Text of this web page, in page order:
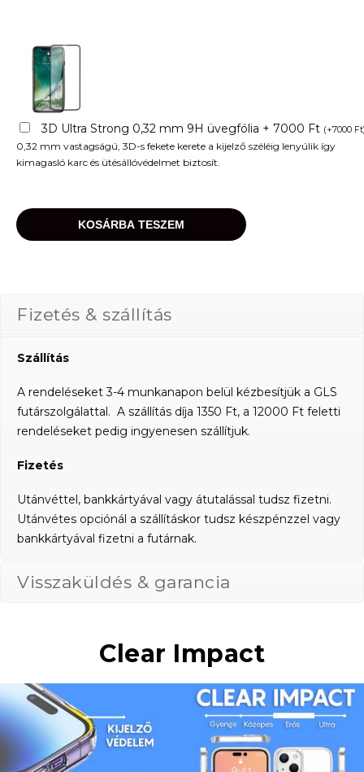
3D Ultra Strong 0,32 mm 9H üvegfólia + 7000 Ft (+7000 Ft
0,32 mm vastagságú, 3D-s fekete kerete a kijelző széléig lenyúlik így
kimagasló karc és ütésállóvédelmet biztosít.
KOSÁRBA TESZEM
Fizetés & szállítás
Szállítás
A rendeléseket 3-4 munkanapon belül kézbesítjük a GLS
futárszolgálattal. A szállítás díja 1350 Ft, a 12000 Ft feletti
rendeléseket pedig ingyenesen szállítjuk.
Fizetés
Utánvéttel, bankkártyával vagy átutalással tudsz fizetni.
Utánvétes opciónál a szállításkor tudsz készpénzzel vagy
bankkártyával fizetni a futárnak.
Visszaküldés & garancia
Clear Impact